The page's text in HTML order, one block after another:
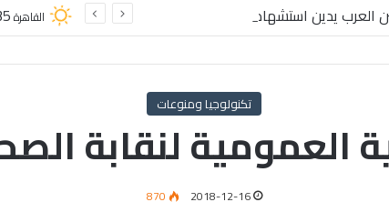
العرب يدين استشهاد
القاهرة
تكنولوجيا ومنوعات
العمومية لنقابة
2018-12-16
870